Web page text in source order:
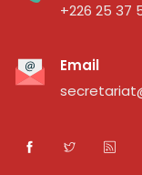
+226 25 37
Email